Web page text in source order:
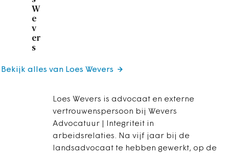
W
e
v
er
s
Loes Wevers is advocaat en externe
vertrouwenspersoon bij Wevers
Advocatuur | Integriteit in
arbeidsrelaties. Na vijf jaar bij de
landsadvocaat te hebben gewerkt, op de
Bekijk alles van Loes Wevers